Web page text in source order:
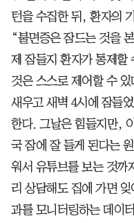
턴을 수집한 뒤, 환자의
“불면증은 잠드는 것을
제 잠들지 환자가 통제할
것은 스스로 제어할 수
새우고 새벽 4시에 잠들
한다. 그날은 힘들지만,
국 잠에 잘 들게 된다는
워서 유튜브를 보는 것까
리 상담해도 집에 가면
과를 모니터링하는 데이